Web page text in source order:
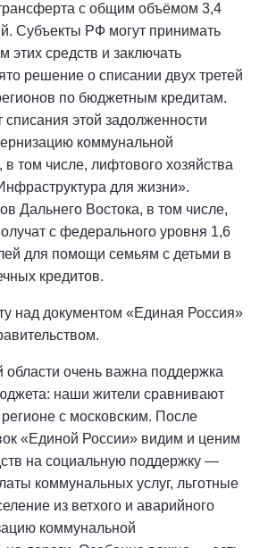
с общим объёмом 3,4
Субъекты РФ могут принимать
этих средств и заключать
решение о списании двух третей
по бюджетным кредитам.
этой задолженности
коммунальной
том числе, лифтового хозяйства
для жизни».
Дальнего Востока, в том числе,
с федерального уровня 1,6
для помощи семьям с детьми в
кредитов.
над документом «Единая Россия»
очень важна поддержка
наши жители сравнивают
с московским. После
«Единой России» видим и ценим
на социальную поддержку —
коммунальных услуг, льготные
из ветхого и аварийного
коммунальной